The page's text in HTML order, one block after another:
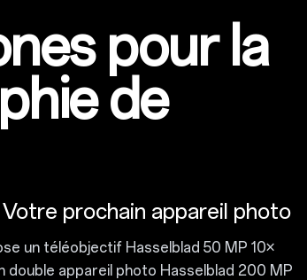
pour la
de
prochain appareil photo
un téléobjectif Hasselblad 50 MP 10×
double appareil photo Hasselblad 200 MP